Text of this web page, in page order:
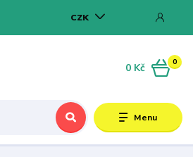
Menu
CZK
0
0 Kč